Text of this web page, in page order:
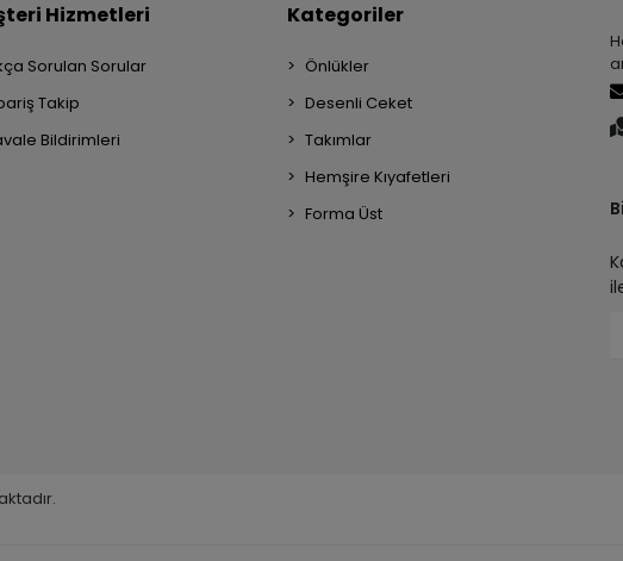
Hizmetleri
Sorulan Sorular
Takip
Bildirimleri
Kategoriler
Önlükler
Desenli Ceket
Takımlar
Hemşire Kıyafetleri
Forma Üst